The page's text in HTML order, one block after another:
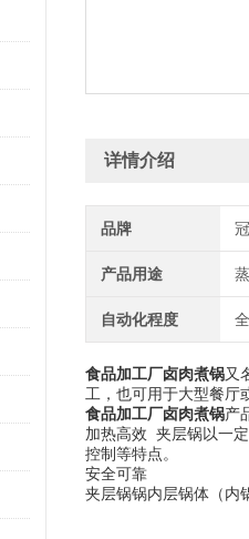
详情介绍
品牌
产品用途
自动化程度
食品加工厂卤肉煮锅又
工，也可用于大型餐厅
食品加工厂卤肉煮锅产
加热高效 夹层锅以一
控制等特点。
安全可靠
夹层锅锅内层锅体（内